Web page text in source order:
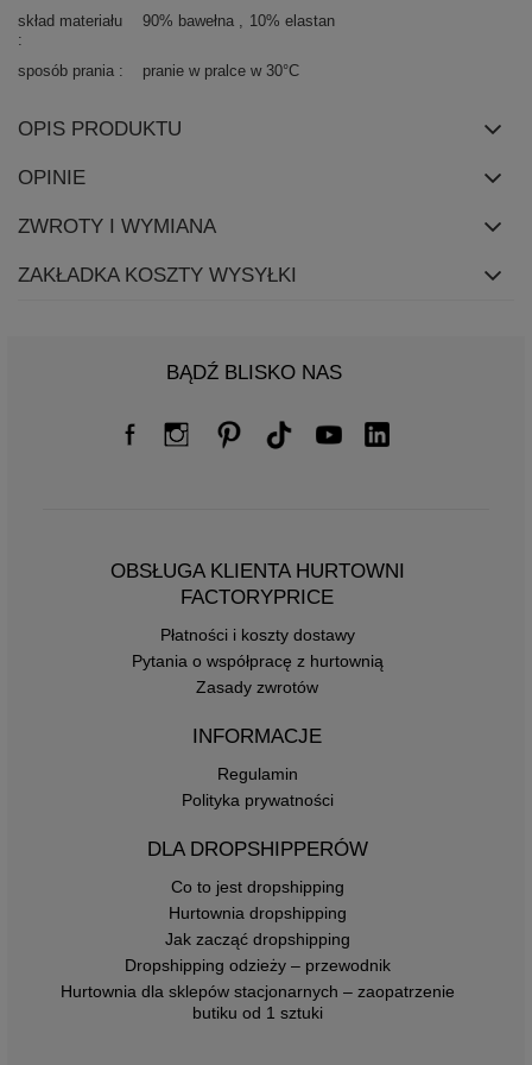
skład materiału
90% bawełna 10% elastan
sposób prania pranie w pralce w 30°C
OPIS PRODUKTU
OPINIE
ZWROTY I WYMIANA
ZAKŁADKA KOSZTY WYSYŁKI
BĄDŹ BLISKO NAS
OBSŁUGA KLIENTA HURTOWNI
FACTORYPRICE
Płatności i koszty dostawy
Pytania o współpracę z hurtownią
Zasady zwrotów
INFORMACJE
Regulamin
Polityka prywatności
DLA DROPSHIPPERÓW
Co to jest dropshipping
Hurtownia dropshipping
Jak zacząć dropshipping
Dropshipping odzieży – przewodnik
Hurtownia dla sklepów stacjonarnych – zaopatrzenie
butiku od 1 sztuki